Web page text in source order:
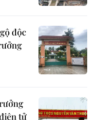
độc
tử